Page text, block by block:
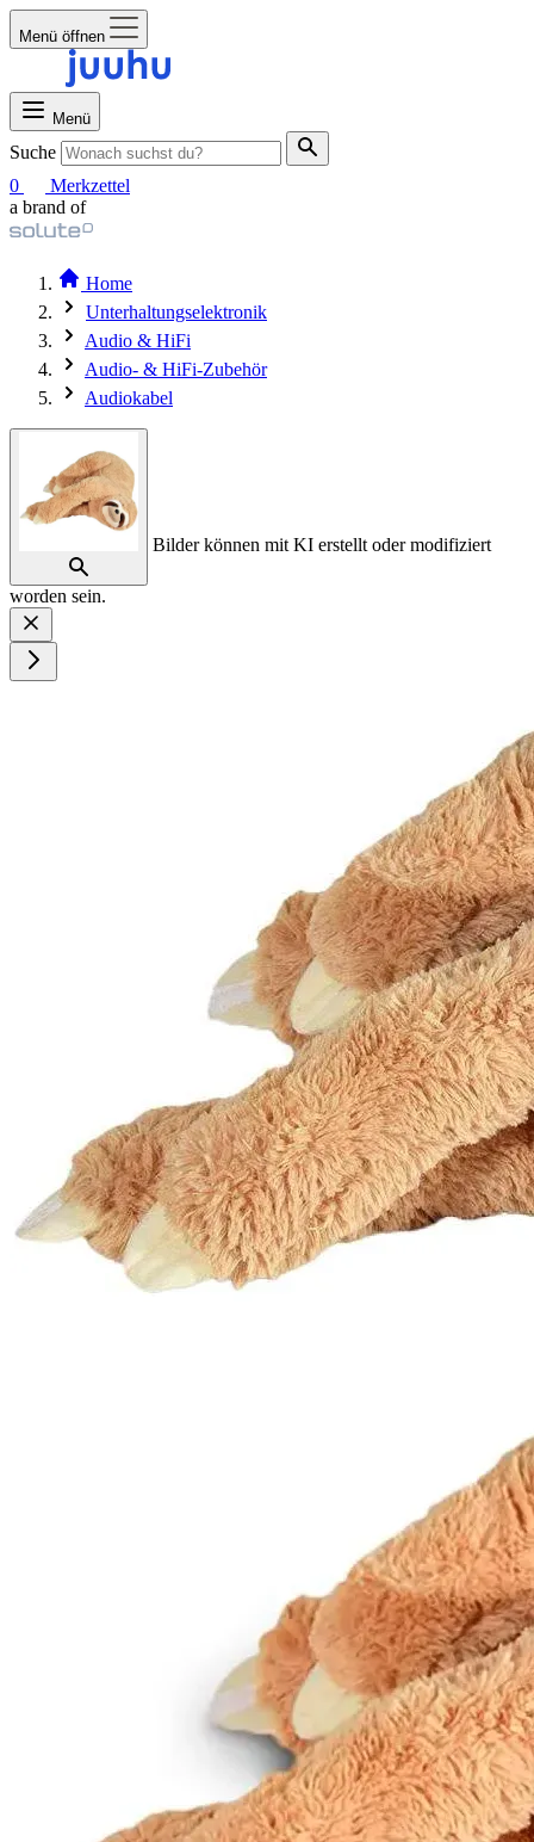
Menü öffnen
Menü
Suche
0
Merkzettel
a brand of
Home
Unterhaltungselektronik
Audio & HiFi
Audio- & HiFi-Zubehör
Audiokabel
Bilder können mit KI erstellt oder modifiziert
worden sein.